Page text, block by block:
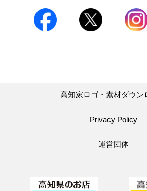
高知家ロゴ・素材ダウン
Privacy Policy
運営団体